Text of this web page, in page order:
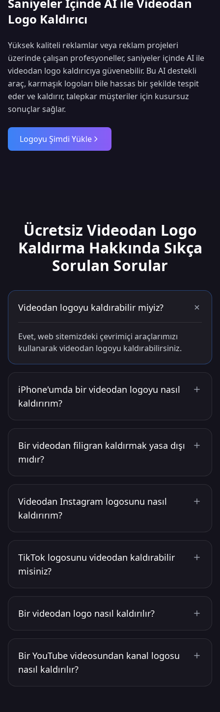
Saniyeler İçinde AI ile Videodan
Logo Kaldırıcı
Yüksek kaliteli reklamlar veya reklam projeleri
üzerinde çalışan profesyoneller, saniyeler içinde AI ile
videodan logo kaldırıcıya güvenebilir. Bu AI destekli
araç, karmaşık logoları bile hassas bir şekilde tespit
eder ve kaldırır, talepkar müşteriler için kusursuz
sonuçlar sağlar.
Logoyu Şimdi Yükle
Ücretsiz Videodan Logo
Kaldırma Hakkında Sıkça
Sorulan Sorular
Videodan logoyu kaldırabilir miyiz?
Evet, web sitemizdeki çevrimiçi araçlarımızı
kullanarak videodan logoyu kaldırabilirsiniz.
iPhone'umda bir videodan logoyu nasıl
kaldırırım?
Bir videodan filigran kaldırmak yasa dışı
mıdır?
Videodan Instagram logosunu nasıl
kaldırırım?
TikTok logosunu videodan kaldırabilir
misiniz?
Bir videodan logo nasıl kaldırılır?
Bir YouTube videosundan kanal logosu
nasıl kaldırılır?